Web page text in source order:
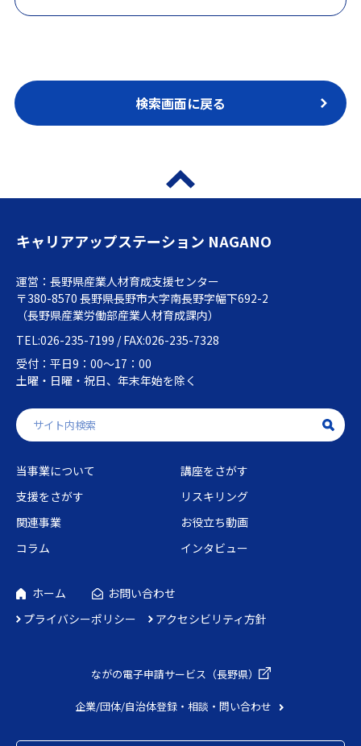
検索画面に戻る
キャリアアップステーション NAGANO
運営：長野県産業人材育成支援センター
〒380-8570 長野県長野市大字南長野字幅下692-2
（長野県産業労働部産業人材育成課内）
TEL:026-235-7199 / FAX:026-235-7328
受付：平日9：00～17：00
土曜・日曜・祝日、年末年始を除く
当事業について
講座をさがす
支援をさがす
リスキリング
関連事業
お役立ち動画
コラム
インタビュー
ホーム
お問い合わせ
プライバシーポリシー
アクセシビリティ方針
ながの電子申請サービス（長野県）
企業/団体/自治体登録・相談・問い合わせ